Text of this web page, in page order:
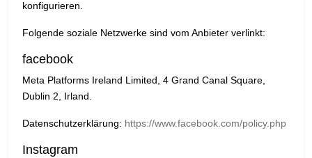
konfigurieren.
Folgende soziale Netzwerke sind vom Anbieter verlinkt:
facebook
Meta Platforms Ireland Limited, 4 Grand Canal Square,
Dublin 2, Irland.
Datenschutzerklärung: https://www.facebook.com/policy.php
Instagram